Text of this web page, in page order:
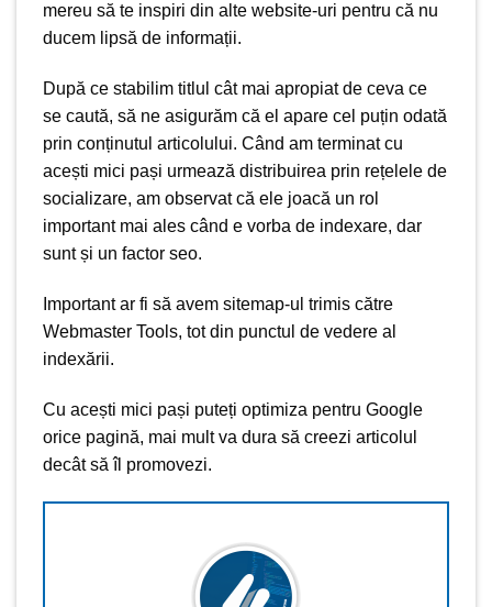
mereu să te inspiri din alte website-uri pentru că nu
ducem lipsă de informații.
După ce stabilim titlul cât mai apropiat de ceva ce
se caută, să ne asigurăm că el apare cel puțin odată
prin conținutul articolului. Când am terminat cu
acești mici pași urmează distribuirea prin rețelele de
socializare, am observat că ele joacă un rol
important mai ales când e vorba de indexare, dar
sunt și un factor seo.
Important ar fi să avem sitemap-ul trimis către
Webmaster Tools, tot din punctul de vedere al
indexării.
Cu acești mici pași puteți optimiza pentru Google
orice pagină, mai mult va dura să creezi articolul
decât să îl promovezi.